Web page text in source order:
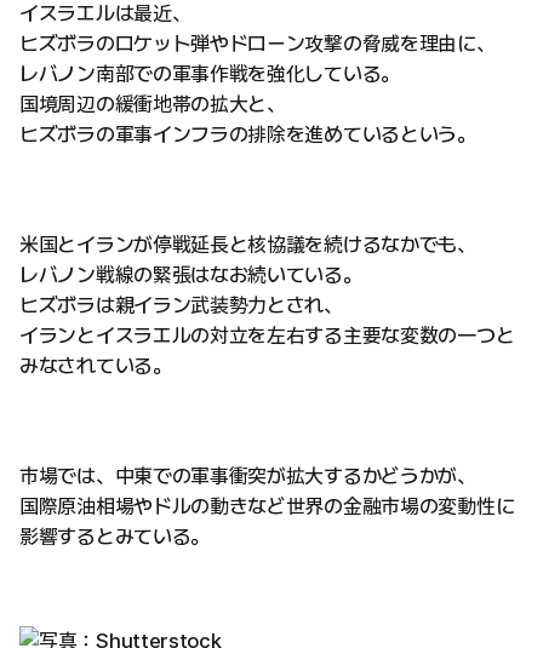
イスラエルは最近、
ヒズボラのロケット弾やドローン攻撃の脅威を理由に、
レバノン南部での軍事作戦を強化している。
国境周辺の緩衝地帯の拡大と、
ヒズボラの軍事インフラの排除を進めているという。
米国とイランが停戦延長と核協議を続けるなかでも、
レバノン戦線の緊張はなお続いている。
ヒズボラは親イラン武装勢力とされ、
イランとイスラエルの対立を左右する主要な変数の一つと
みなされている。
市場では、中東での軍事衝突が拡大するかどうかが、
国際原油相場やドルの動きなど世界の金融市場の変動性に
影響するとみている。